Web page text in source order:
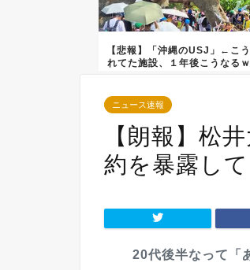
【悲報】「沖縄のUSJ」←こ
れてた施設、１年後こうなる
ニュース速報
【朗報】松
約を暴露し
20代後半なって「